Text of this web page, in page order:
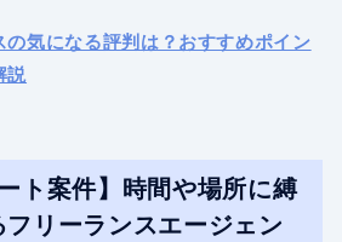
気になる評判は？おすすめポイン
説
ト案件】時間や場所に縛
フリーランスエージェン